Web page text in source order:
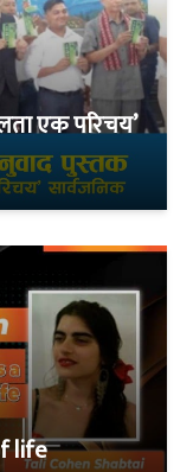
एक परिचय’
life